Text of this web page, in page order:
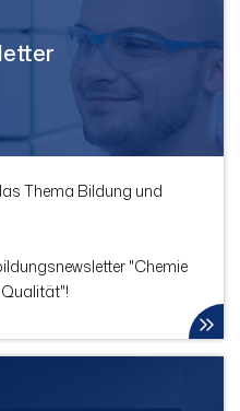
Thema Bildung und
"Chemie